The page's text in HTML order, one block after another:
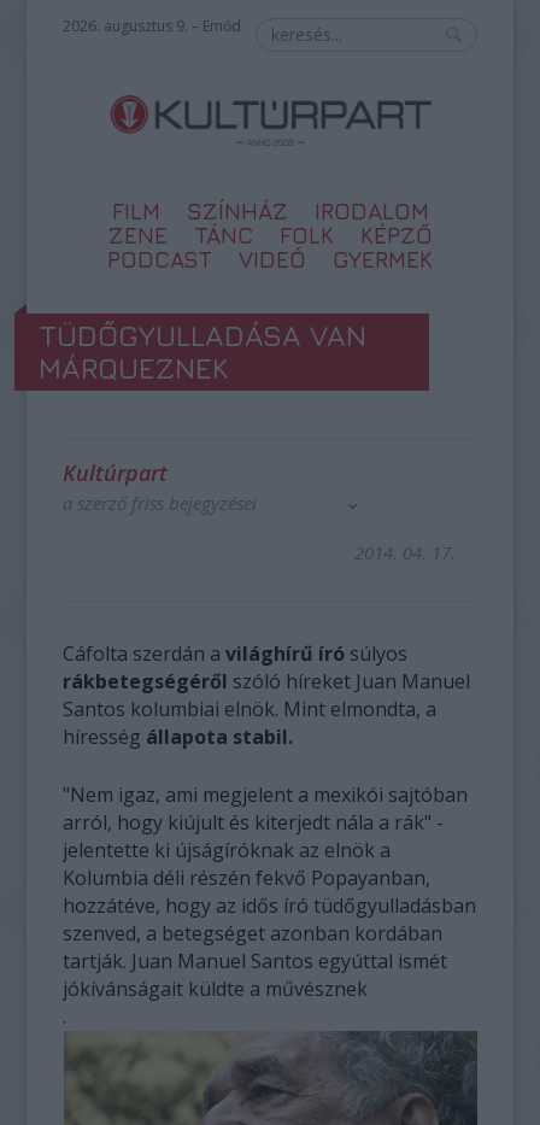
2026. augusztus 9. – Emőd
FILM SZÍNHÁZ
IRODALOM
ZENE
TÁNC FOLK
KÉPZŐ
PODCAST
VIDEÓ GYERMEK
TÜDŐGYULLADÁSA VAN
MÁRQUEZNEK
Kultúrpart
a szerző friss bejegyzései
2014. 04. 17.
Cáfolta szerdán avilághírű író súlyos
rákbetegségéről szóló híreket Juan Manuel
Santos kolumbiai elnök. Mint elmondta, a
híresség állapota stabil.
"Nem igaz, ami megjelent a mexikói sajtóban
arról, hogy kiújult és kiterjedt nála a rák" -
jelentette ki újságíróknak az elnök a
Kolumbia déli részén fekvő Popayanban,
hozzátéve, hogy az idős író tüdőgyulladásban
szenved, a betegséget azonban kordában
tartják. Juan Manuel Santos egyúttal ismét
jókívánságait küldte a művésznek
.